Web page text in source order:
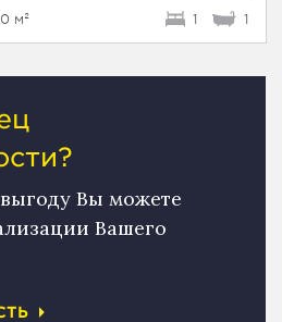
м² 1 1
Вы можете
Вашего